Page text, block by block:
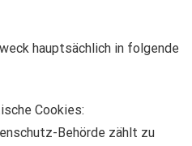
hauptsächlich in folgende
Cookies:
Behörde zählt zu